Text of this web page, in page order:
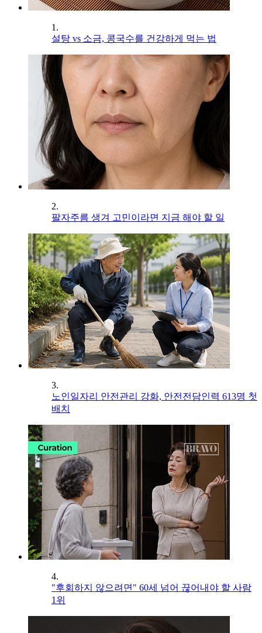
1.
설탕 vs 소금, 콩국수를 건강하게 먹는 법
2.
팔자주름 생겨 고민이라면 지금 해야 할 일
3.
노인일자리 안전관리 강화, 안전전담인력 613명 첫
배치
4.
"후회하지 않으려면" 60세 넘어 끊어내야 할 사람
1위